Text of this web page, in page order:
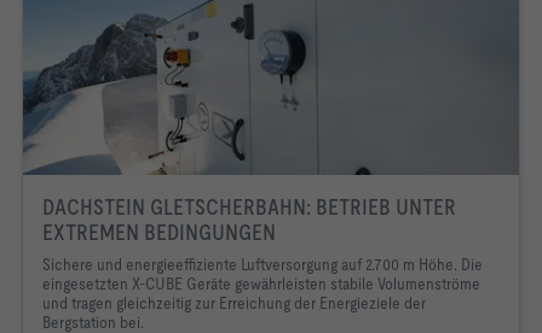
DACHSTEIN GLETSCHERBAHN: BETRIEB UNTER
EXTREMEN BEDINGUNGEN
Sichere und energieeffiziente Luftversorgung auf 2.700 m Höhe. Die
eingesetzten X-CUBE Geräte gewährleisten stabile Volumenströme
und tragen gleichzeitig zur Erreichung der Energieziele der
Bergstation bei.